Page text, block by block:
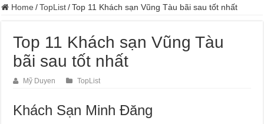
Home / TopList / Top 11 Khách sạn Vũng Tàu bãi sau tốt nhất
Top 11 Khách sạn Vũng Tàu
bãi sau tốt nhất
Mỹ Duyen TopList
Khách Sạn Minh Đăng